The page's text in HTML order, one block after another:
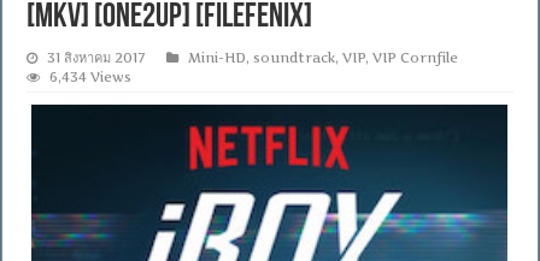
[MKV] [ONE2UP] [Filefenix]
31 สิงหาคม 2017 Mini-HD, soundtrack,VIP,VIP Cornfile
6,434 Views